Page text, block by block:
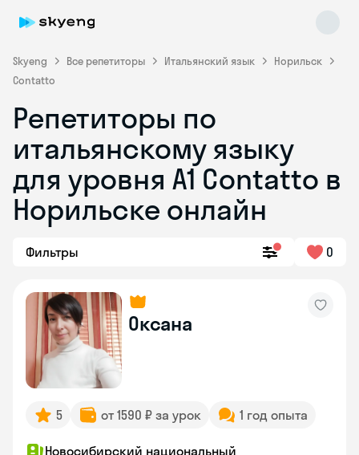
Skyeng Все репетиторы Итальянский язык
Норильск
Contatto
Репетиторы по
итальянскому языку
для уровня А1 Contatto в
Норильске онлайн
Фильтры 0
Оксана
5 от 1590 ₽ за урок 1 год опыта
Новосибирский национальный
Skyeng Chat